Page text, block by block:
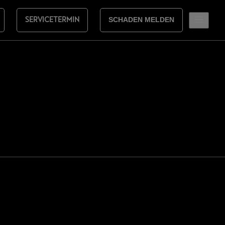
SERVICETERMIN SCHADEN MELDEN